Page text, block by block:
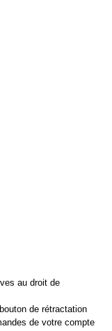
au droit de
de rétractation
de votre compte